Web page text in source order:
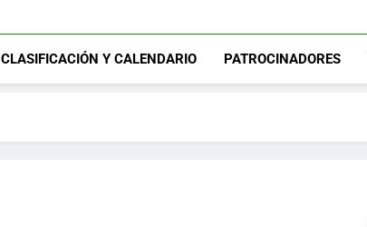
CLASIFICACIÓN Y CALENDARIO PATROCINADORES